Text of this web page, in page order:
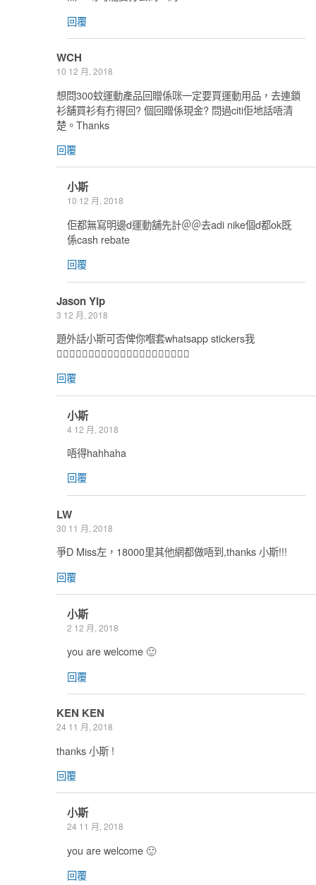
回覆
WCH
10 12 月, 2018
想問300蚊運動產品回贈係咪一定要買運動用品，去連鎖
衫舖買衫有冇得回? 個回贈係現金? 問過citi佢地話唔清
楚。Thanks
回覆
小斯
10 12 月, 2018
佢都無寫明邊d運動舖先計＠＠去adi nike個d都ok既
係cash rebate
回覆
Jason Yip
3 12 月, 2018
題外話小斯可否俾你嗰套whatsapp stickers我
🙇🏻‍♂️🙇🏻‍♂️🙇🏻‍♂️🙇🏻‍♂️🙇🏻‍♂️🙇🏻‍♂️🙇🏻‍♂️
回覆
小斯
4 12 月, 2018
唔得hahhaha
回覆
LW
30 11 月, 2018
爭D Miss左，18000里其他網都做唔到,thanks 小斯!!!
回覆
小斯
2 12 月, 2018
you are welcome 🙂
回覆
KEN KEN
24 11 月, 2018
thanks 小斯 !
回覆
小斯
24 11 月, 2018
you are welcome 🙂
回覆